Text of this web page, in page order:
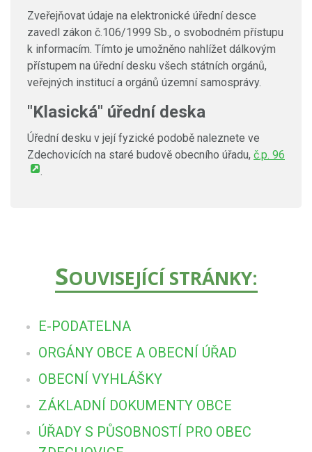
Zveřejňovat údaje na elektronické úřední desce
zavedl zákon č.106/1999 Sb., o svobodném přístupu
k informacím. Tímto je umožněno nahlížet dálkovým
přístupem na úřední desku všech státních orgánů,
veřejných institucí a orgánů územní samosprávy.
"Klasická" úřední deska
Úřední desku v její fyzické podobě naleznete ve
Zdechovicích na staré budově obecního úřadu, č.p. 96
.
SOUVISEJÍCÍ STRÁNKY:
E-PODATELNA
ORGÁNY OBCE A OBECNÍ ÚŘAD
OBECNÍ VYHLÁŠKY
ZÁKLADNÍ DOKUMENTY OBCE
ÚŘADY S PŮSOBNOSTÍ PRO OBEC